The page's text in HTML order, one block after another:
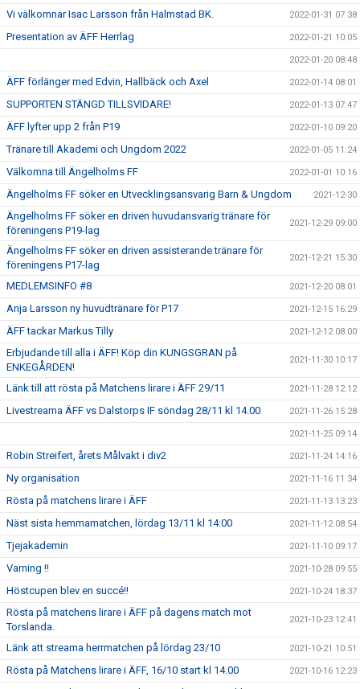
Vi välkomnar Isac Larsson från Halmstad BK. 2022-01-31 07:38
Presentation av ÄFF Herrlag 2022-01-21 10:05
2022-01-20 08:48
ÄFF förlänger med Edvin, Hallbäck och Axel 2022-01-14 08:01
SUPPORTEN STÄNGD TILLSVIDARE! 2022-01-13 07:47
ÄFF lyfter upp 2 från P19 2022-01-10 09:20
Tränare till Akademi och Ungdom 2022 2022-01-05 11:24
Välkomna till Ängelholms FF 2022-01-01 10:16
Ängelholms FF söker en Utvecklingsansvarig Barn & Ungdom 2021-12-30
Ängelholms FF söker en driven huvudansvarig tränare för
föreningens P19-lag
2021-12-29 09:00
Ängelholms FF söker en driven assisterande tränare för
föreningens P17-lag
2021-12-21 15:30
MEDLEMSINFO #8 2021-12-20 08:01
Anja Larsson ny huvudtränare för P17 2021-12-15 16:29
ÄFF tackar Markus Tilly 2021-12-12 08:00
Erbjudande till alla i ÄFF! Köp din KUNGSGRAN på
ENKEGÅRDEN!
2021-11-30 10:17
Länk till att rösta på Matchens lirare i ÄFF 29/11 2021-11-28 12:12
Livestreama ÄFF vs Dalstorps IF söndag 28/11 kl 14.00 2021-11-26 15:28
2021-11-25 09:14
Robin Streifert, årets Målvakt i div2 2021-11-24 14:16
Ny organisation 2021-11-16 11:34
Rösta på matchens lirare i ÄFF 2021-11-13 13:23
Näst sista hemmamatchen, lördag 13/11 kl 14:00 2021-11-12 08:54
Tjejakademin 2021-11-10 09:17
Varning !! 2021-10-28 09:55
Höstcupen blev en succé!! 2021-10-24 18:37
Rösta på matchens lirare i ÄFF på dagens match mot
Torslanda.
2021-10-23 12:41
Länk att streama herrmatchen på lördag 23/10 2021-10-21 10:51
Rösta på Matchens lirare i ÄFF, 16/10 start kl 14.00 2021-10-16 12:23